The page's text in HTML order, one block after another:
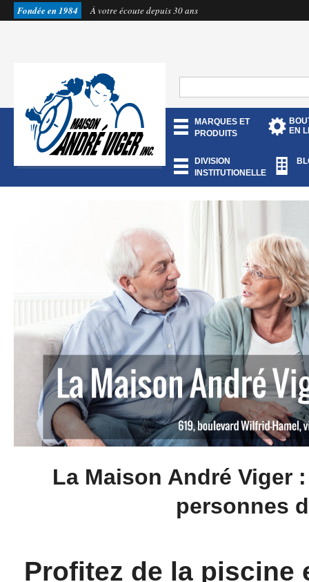
Fondée en 1984 À votre écoute depuis 30 ans
MARQUES ET
PRODUITS
EN
DIVISION
INSTITUTIONELLE
La Maison André Viger
personnes
Profitez de la piscine